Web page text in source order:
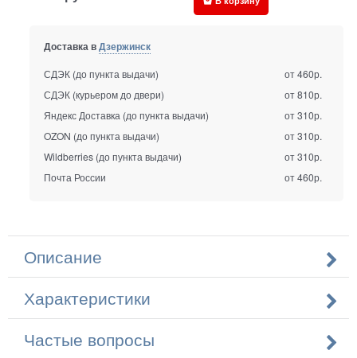
Доставка вДзержинск
СДЭК (до пункта выдачи)
от 460р.
СДЭК (курьером до двери)
от 810р.
Яндекс Доставка (до пункта выдачи)
от 310р.
OZON (до пункта выдачи)
от 310р.
Wildberries (до пункта выдачи)
от 310р.
Почта России
от 460р.
Описание
Характеристики
Частые вопросы